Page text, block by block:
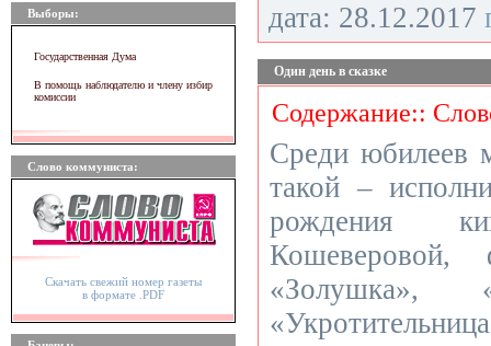
Выборы:
Государственная Дума
В помощь наблюдателю и члену избир
комиссии
Слово коммуниста:
Скачать свежий номер газеты
в формате .PDF
дата: 28.12.2017
Один день в сказке
Содержание::
Среди юбилеев
такой –
рождения
«Золушка»,